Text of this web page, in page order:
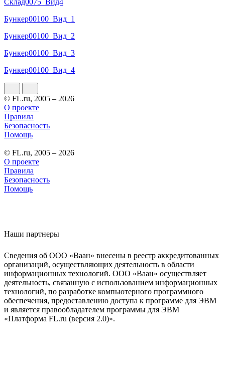
Бункер00100_Вид_1
Бункер00100_Вид_2
Бункер00100_Вид_3
Бункер00100_Вид_4
© FL.ru, 2005 – 2026
О проекте
Правила
Безопасность
Помощь
© FL.ru, 2005 – 2026
О проекте
Правила
Безопасность
Помощь
Наши партнеры
Сведения об ООО «Ваан» внесены в реестр аккредитованных
организаций, осуществляющих деятельность в области
информационных технологий. ООО «Ваан» осуществляет
деятельность, связанную с использованием информационных
технологий, по разработке компьютерного программного
обеспечения, предоставлению доступа к программе для ЭВМ
и является правообладателем программы для ЭВМ
«Платформа FL.ru (версия 2.0)».